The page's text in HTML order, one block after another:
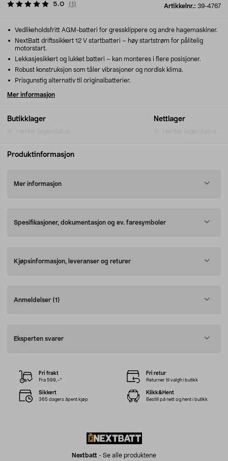
Artikkelnr.: 39-4767
5.0 (1 )
Butikklager Nettlager
Vedlikeholdsfritt AGM-batteri for gressklippere og andre hagemaskiner.
NextBatt driftssikkert 12 V startbatteri – høy startstrøm for pålitelig
motorstart.
Lekkasjesikkert og lukket batteri – kan monteres i flere posisjoner.
Robust konstruksjon som tåler vibrasjoner og nordisk klima.
Prisgunstig alternativ til originalbatterier.
Mer informasjon
Produktinformasjon
Mer informasjon
Spesifikasjoner, dokumentasjon og ev. faresymboler
Kjøpsinformasjon, leveranser og returer
Anmeldelser (1)
Eksperten svarer
Nextbatt - Se alle produktene
Fri frakt
Fra 599,–*
Fri retur
Returner til valgfri butikk
Sikkert
365 dagers åpent kjøp
Klikk&Hent
Bestill på nett og hent i butikk